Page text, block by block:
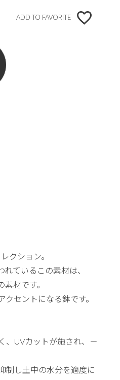
ADD TO FAVORITE
クション。
ているこの素材は、
材です。
セントになる鉢です。
、UVカットが施され、－
制し土中の水分を適度に